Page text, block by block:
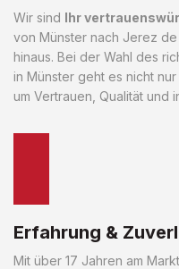
Wir sind Ihr
von Münster nach Jerez
hinaus. Bei der Wahl des
in Münster geht es nicht
um Vertrauen, Qualität und
Erfahrung &
Mit über 17 Jahren am